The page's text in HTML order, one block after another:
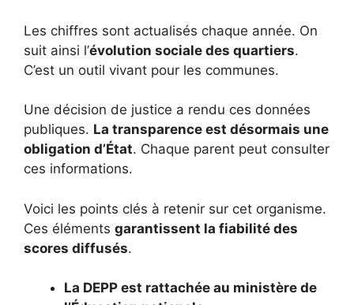
Les chiffres sont actualisés chaque année. On
suit ainsi l’évolution sociale des quartiers.
C’est un outil vivant pour les communes.
Une décision de justice a rendu ces données
publiques. La transparence est désormais une
obligation d’État. Chaque parent peut consulter
ces informations.
Voici les points clés à retenir sur cet organisme.
Ces éléments garantissent la fiabilité des
scores diffusés.
La DEPP est rattachée au ministère de